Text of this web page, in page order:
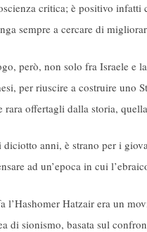
critica; è positivo
sempre a cercare di
però, non solo fra Israele e
per riuscire a costruire uno
rara offertagli dalla storia,
anni, è strano per i
ad un’epoca in cui
l’Hashomer Hatzair era un
di sionismo, basata sul